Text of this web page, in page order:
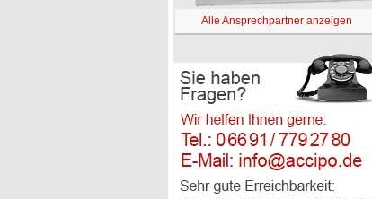
Alle Ansprechpartner anzeigen